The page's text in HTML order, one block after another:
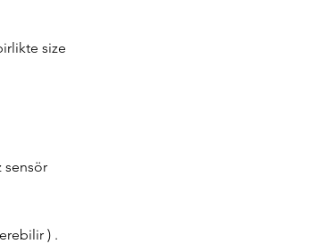
size
sensör
) .